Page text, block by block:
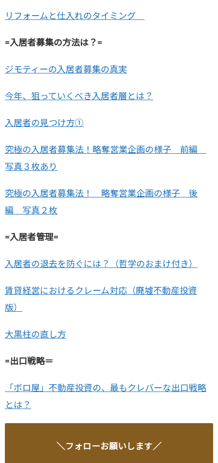
リフォームと仕入れのタイミング
=入居者募集の方法は？=
ジモティーの入居者募集の真実
今年、狙っていくべき入居者層とは？
入居者の見つけ方①
究極の入居者募集法！略奪営業企画の様子 前編
写真３枚あり
究極の入居者募集法！ 略奪営業企画の様子 後
編 写真２枚
=入居者管理=
入居者の退去を防ぐには？（哲学のおまけ付き）
賃貸経営におけるクレーム対応（廃墟不動産投資
版）
大黒柱の直し方
=出口戦略＝
「ボロ屋」不動産投資の、最もクレバーな出口戦略
とは？
＼フォローお願いします／